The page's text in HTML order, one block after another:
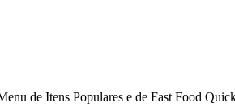
de Itens Populares e de Fast Food